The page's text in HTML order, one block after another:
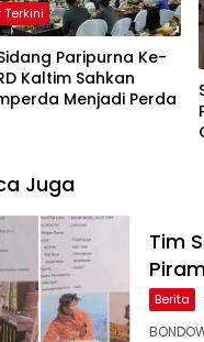
Terkini
Paripurna Ke-
Kaltim Sahkan
Menjadi Perda
Juga
Tim
Berita